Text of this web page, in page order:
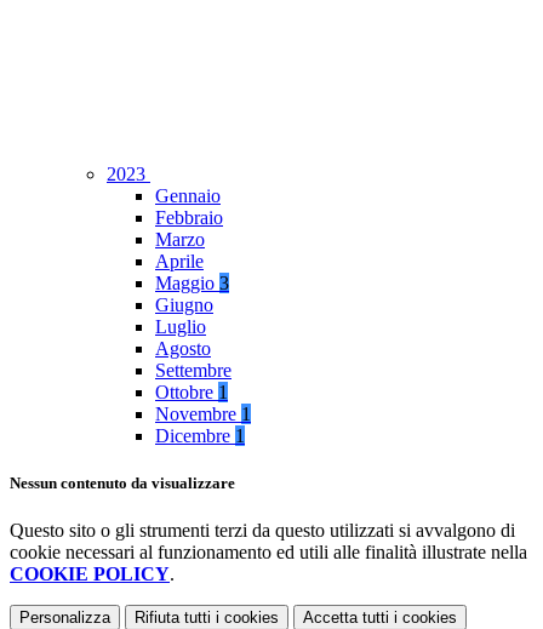
2023
Gennaio
Febbraio
Marzo
Aprile
Maggio 3
Giugno
Luglio
Agosto
Settembre
Ottobre 1
Novembre 1
Dicembre 1
Nessun contenuto da visualizzare
Questo sito o gli strumenti terzi da questo utilizzati si avvalgono di
cookie necessari al funzionamento ed utili alle finalità illustrate nella
COOKIE POLICY.
Personalizza Rifiuta tutti i cookies Accetta tutti i cookies